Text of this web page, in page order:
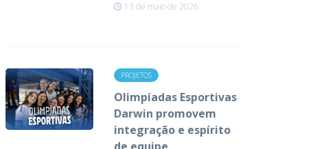
13 de maio de 2026
PROJETOS
Olimpíadas Esportivas
Darwin promovem
integração e espírito